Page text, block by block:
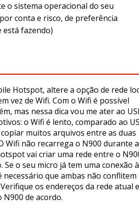
o sistema operacional do seu
conta e risco, de preferência
está fazendo)
Hotspot, altere a opção de rede
vez de Wifi. Com o Wifi é possível
mas nessa dica vou me ater ao
o Wifi é lento, comparado ao
muitos arquivos entre as duas
Wifi não recarrega o N900 durante a
vai criar uma rede entre o
Se o seu micro já tem uma conexão à
necessário que ambas não conflitem
os endereços da rede atual e
N900 de acordo.